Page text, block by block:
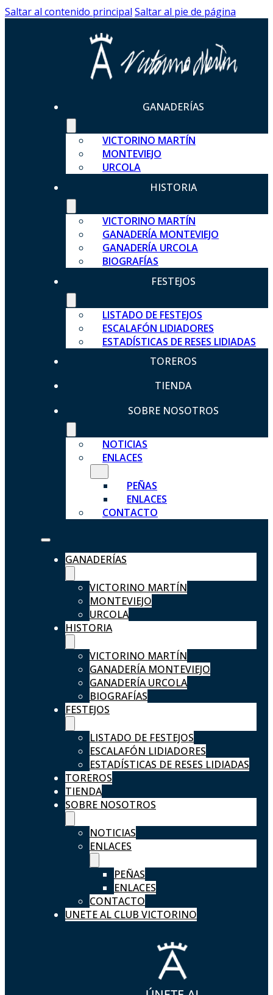
Saltar al contenido principal Saltar al pie de página
GANADERÍAS
VICTORINO MARTÍN
MONTEVIEJO
URCOLA
HISTORIA
VICTORINO MARTÍN
GANADERÍA MONTEVIEJO
GANADERÍA URCOLA
BIOGRAFÍAS
FESTEJOS
LISTADO DE FESTEJOS
ESCALAFÓN LIDIADORES
ESTADÍSTICAS DE RESES LIDIADAS
TOREROS
TIENDA
SOBRE NOSOTROS
NOTICIAS
ENLACES
PEÑAS
ENLACES
CONTACTO
GANADERÍAS
VICTORINO MARTÍN
MONTEVIEJO
URCOLA
HISTORIA
VICTORINO MARTÍN
GANADERÍA MONTEVIEJO
GANADERÍA URCOLA
BIOGRAFÍAS
FESTEJOS
LISTADO DE FESTEJOS
ESCALAFÓN LIDIADORES
ESTADÍSTICAS DE RESES LIDIADAS
TOREROS
TIENDA
SOBRE NOSOTROS
NOTICIAS
ENLACES
PEÑAS
ENLACES
CONTACTO
UNETE AL CLUB VICTORINO